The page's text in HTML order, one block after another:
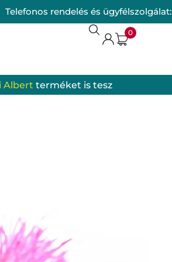
Telefonos rendelés és ügyfélszolgálat:
0
Albert terméket is tesz